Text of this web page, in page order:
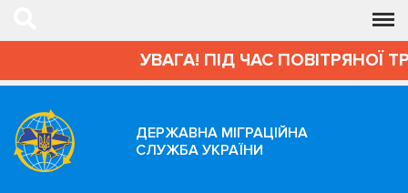
УВАГА! ПІД ЧАС ПОВІТРЯНОЇ
ДЕРЖАВНА МІГРАЦІЙНА
СЛУЖБА УКРАЇНИ